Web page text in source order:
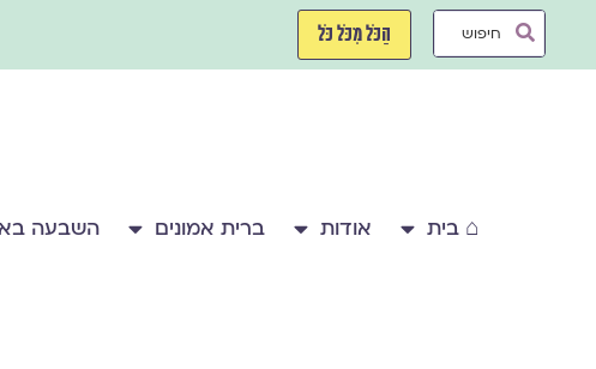
Search
הַכֹּל מִכֹּל כֹּל
⌂ בית אודות ברית אמונים השבעה